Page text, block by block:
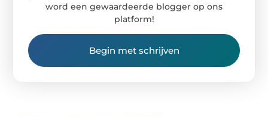
word een gewaardeerde blogger op ons
platform!
Begin met schrijven